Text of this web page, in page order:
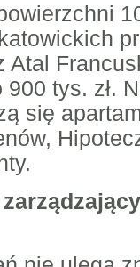
Atal
tys. zł.
się